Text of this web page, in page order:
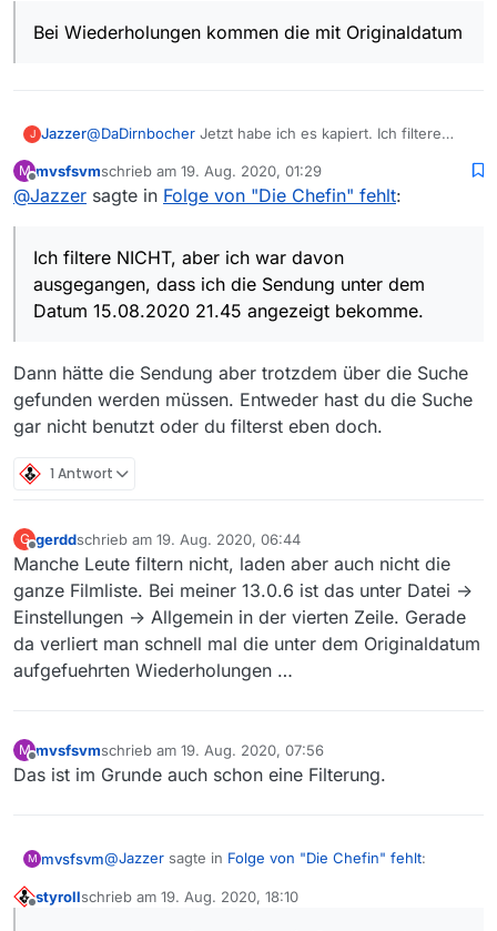
Bei Wiederholungen kommen die mit Originaldatum
J Jazzer@DaDirnbocher Jetzt habe ich es kapiert. Ich filtere
Sendung unter dem Datum 15.08.2020 21.45 angezeigt
bekomme.
Danke für die Info!
M
Offline
mvsfsvmschrieb am 19. Aug. 2020, 01:29
zuletzt editiert von
@Jazzer sagte in Folge von "Die Chefin" fehlt:
Ich filtere NICHT, aber ich war davon
ausgegangen, dass ich die Sendung unter dem
Datum 15.08.2020 21.45 angezeigt bekomme.
Dann hätte die Sendung aber trotzdem über die Suche
gefunden werden müssen. Entweder hast du die Suche
gar nicht benutzt oder du filterst eben doch.
1 Antwort
G
Offline
gerddschrieb am 19. Aug. 2020, 06:44
zuletzt editiert von
Manche Leute filtern nicht, laden aber auch nicht die
ganze Filmliste. Bei meiner 13.0.6 ist das unter Datei ->
Einstellungen -> Allgemein in der vierten Zeile. Gerade
da verliert man schnell mal die unter dem Originaldatum
aufgefuehrten Wiederholungen …
M
Offline
mvsfsvmschrieb am 19. Aug. 2020, 07:56
zuletzt editiert von
Das ist im Grunde auch schon eine Filterung.
M mvsfsvm@Jazzer sagte in Folge von "Die Chefin" fehlt:
styrollschrieb am 19. Aug. 2020, 18:10
zuletzt editiert von